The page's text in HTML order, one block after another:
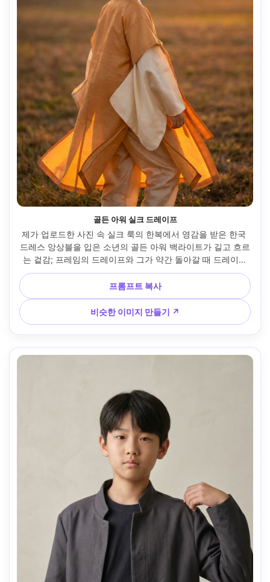
골든 아워 실크 드레이프
제가 업로드한 사진 속 실크 룩의 한복에서 영감을 받은 한국
드레스 앙상블을 입은 소년의 골든 아워 백라이트가 길고 흐르
는 겉감; 프레임의 드레이프와 그가 약간 돌아갈 때 드레이프
되는 방식을 강조합니다. 따뜻한 림 라이트, 니콘 Z7 II, 85mm
f/1.8, 수직 전신, 몽환적인 무드, 사실적인 피부 질감, 자연스
러운 그림자, 프레임에 자연스럽게 드레이핑된 의복 --ar 4:5
프롬프트 복사
비슷한 이미지 만들기 ↗